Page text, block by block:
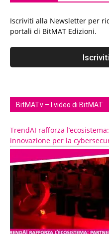
Iscriviti alla Newsletter per
portali di BitMAT Edizioni.
BitMATv – I video di BitMAT
TrendAI rafforza
innovazione per la